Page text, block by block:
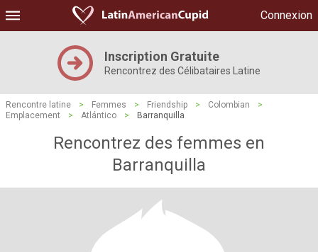
Connexion
Inscription Gratuite
Rencontrez des Célibataires Latine
Rencontre latine > Femmes > Friendship > Colombian
>
Emplacement
> Atlántico > Barranquilla
Rencontrez des femmes en
Barranquilla